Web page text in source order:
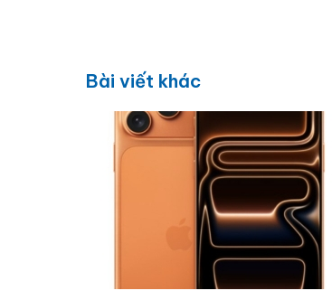
Bài viết khác